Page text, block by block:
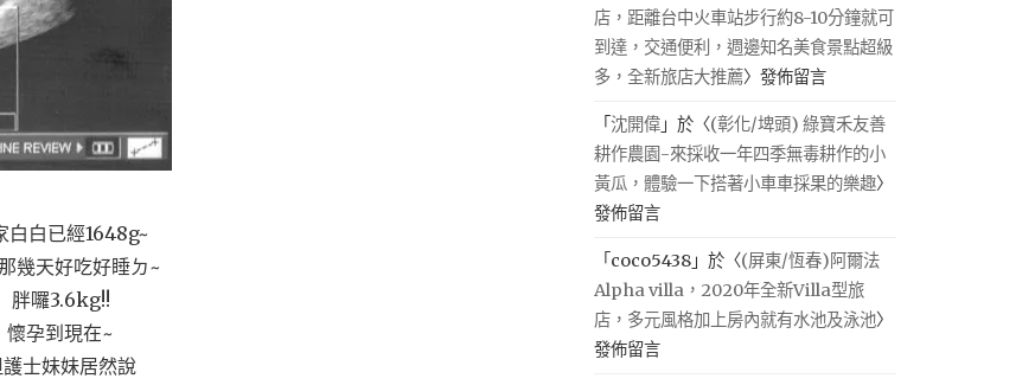
白白已經1648g~
幾天好吃好睡ㄉ~
胖囉3.6kg!!
懷孕到現在~
士妹妹居然說
店，距離台中火車站步行約8-10分鐘就可
到達，交通便利，週邊知名美食景點超級
多，全新旅店大推薦〉發佈留言
「沈開偉 」於〈(彰化/埤頭) 綠寶禾友善
耕作農園-來採收一年四季無毒耕作的小
黃瓜，體驗一下搭著小車車採果的樂趣〉
發佈留言
「 coco5438 」於〈(屏東/恆春)阿爾法
Alpha villa，2020年全新Villa型旅
店，多元風格加上房內就有水池及泳池〉
發佈留言